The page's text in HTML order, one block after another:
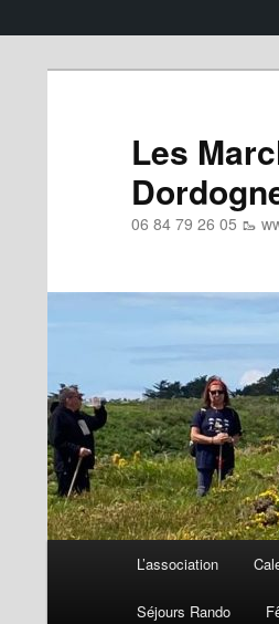
Les
06 84 79 26 05 🥾
L’association
Séjours Rando